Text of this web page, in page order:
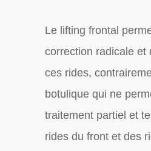
Le lifting frontal
correction radicale et
ces rides,
botulique qui ne
traitement partiel et
rides du front et des